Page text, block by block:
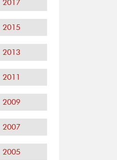
2017
2015
2013
2011
2009
2007
2005